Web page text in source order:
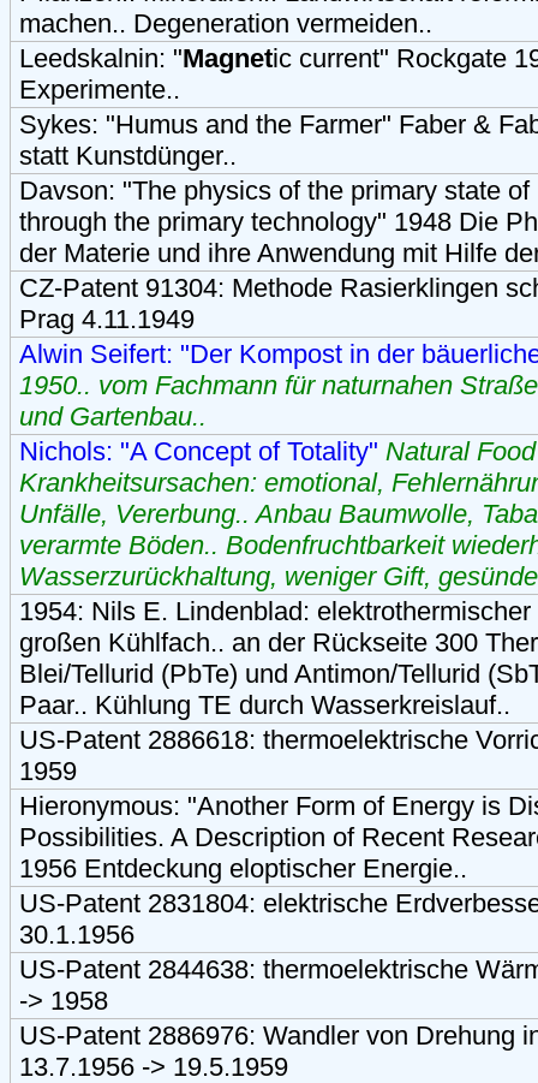
machen.. Degeneration vermeiden..
Leedskalnin: "Magnetic current" Rockgate
Experimente..
Sykes: "Humus and the Farmer" Faber &
statt Kunstdünger..
Davson: "The physics of the primary state
through the primary technology" 1948 Die
der Materie und ihre Anwendung mit Hilfe
CZ-Patent 91304: Methode Rasierklingen
Prag 4.11.1949
Alwin Seifert: "Der Kompost in der
1950.. vom Fachmann für naturnahen
und Gartenbau..
Nichols: "A Concept of Totality" Natural
Krankheitsursachen: emotional,
Unfälle, Vererbung.. Anbau Baumwolle,
verarmte Böden.. Bodenfruchtbarkeit
Wasserzurückhaltung, weniger Gift,
1954: Nils E. Lindenblad:
großen Kühlfach.. an der Rückseite 300
Blei/Tellurid (PbTe) und Antimon/Tellurid
Paar.. Kühlung TE durch Wasserkreislauf..
US-Patent 2886618: thermoelektrische
1959
Hieronymous: "Another Form of Energy is
Possibilities. A Description of Recent
1956 Entdeckung eloptischer Energie..
US-Patent 2831804: elektrische
30.1.1956
US-Patent 2844638: thermoelektrische
-> 1958
US-Patent 2886976: Wandler von Drehung
13.7.1956 -> 19.5.1959